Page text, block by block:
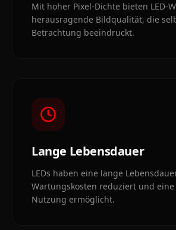
Mit hoher Pixel-Dichte bieten LED-
herausragende Bildqualität, die
Betrachtung beeindruckt.
Lange Lebensdauer
LEDs haben eine lange
Wartungskosten reduziert und
Nutzung ermöglicht.